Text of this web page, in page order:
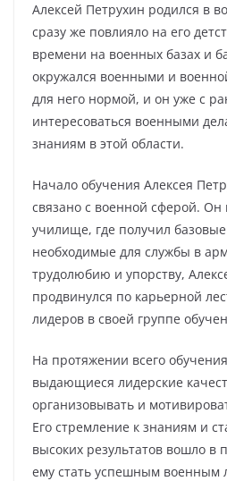
Алексей Петрухин родился в
сразу же повлияло на его
времени на военных базах и
окружался военными и
для него нормой, и он уже с
интересоваться военными
знаниям в этой области.
Начало обучения Алексея
связано с военной сферой. Он
училище, где получил
необходимые для службы в
трудолюбию и упорству,
продвинулся по карьерной
лидеров в своей группе
На протяжении всего
выдающиеся лидерские
организовывать и
Его стремление к знаниям и
высоких результатов вошло в
ему стать успешным военным